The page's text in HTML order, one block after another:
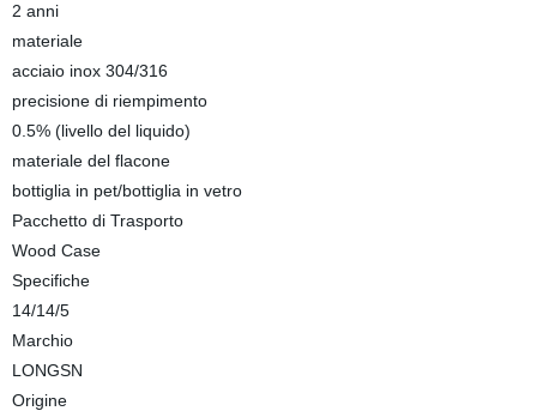
2 anni
materiale
acciaio inox 304/316
precisione di riempimento
0.5% (livello del liquido)
materiale del flacone
bottiglia in pet/bottiglia in vetro
Pacchetto di Trasporto
Wood Case
Specifiche
14/14/5
Marchio
LONGSN
Origine